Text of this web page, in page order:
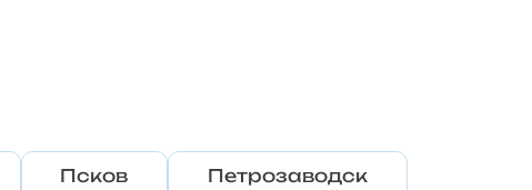
Псков Петрозаводск